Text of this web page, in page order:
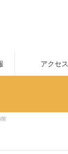
アクセス